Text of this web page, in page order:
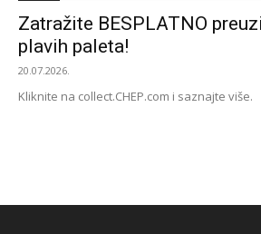
Zatražite BESPLATNO
plavih paleta!
20.07.2026.
Kliknite na collect.CHEP.com i saznajte više.